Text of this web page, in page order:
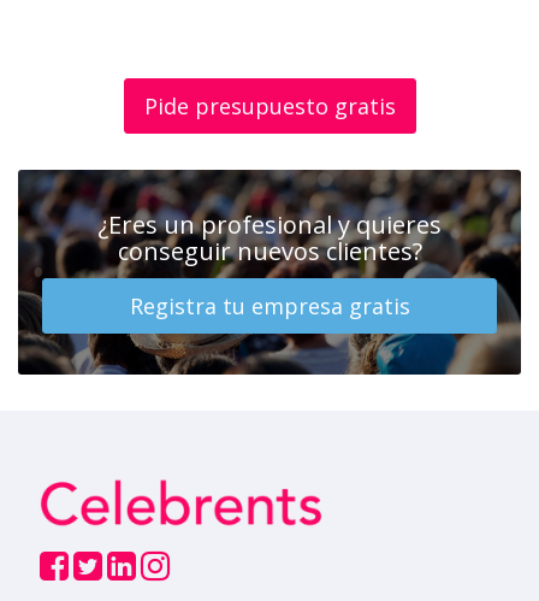
Pide presupuesto gratis
¿Eres un profesional y quieres
conseguir nuevos clientes?
Registra tu empresa gratis